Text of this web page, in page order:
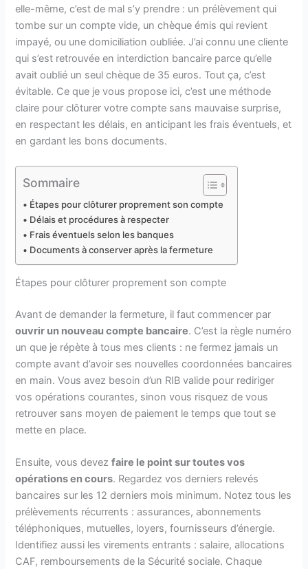
elle-même, c’est de mal s’y prendre : un prélèvement qui
tombe sur un compte vide, un chèque émis qui revient
impayé, ou une domiciliation oubliée. J’ai connu une cliente
qui s’est retrouvée en interdiction bancaire parce qu’elle
avait oublié un seul chèque de 35 euros. Tout ça, c’est
évitable. Ce que je vous propose ici, c’est une méthode
claire pour clôturer votre compte sans mauvaise surprise,
en respectant les délais, en anticipant les frais éventuels, et
en gardant les bons documents.
Sommaire
Étapes pour clôturer proprement son compte
Délais et procédures à respecter
Frais éventuels selon les banques
Documents à conserver après la fermeture
Étapes pour clôturer proprement son compte
Avant de demander la fermeture, il faut commencer par
ouvrir un nouveau compte bancaire. C’est la règle numéro
un que je répète à tous mes clients : ne fermez jamais un
compte avant d’avoir ses nouvelles coordonnées bancaires
en main. Vous avez besoin d’un RIB valide pour rediriger
vos opérations courantes, sinon vous risquez de vous
retrouver sans moyen de paiement le temps que tout se
mette en place.
Ensuite, vous devezfaire le point sur toutes vos
opérations en cours. Regardez vos derniers relevés
bancaires sur les 12 derniers mois minimum. Notez tous les
prélèvements récurrents : assurances, abonnements
téléphoniques, mutuelles, loyers, fournisseurs d’énergie.
Identifiez aussi les virements entrants : salaire, allocations
CAF, remboursements de la Sécurité sociale. Chaque